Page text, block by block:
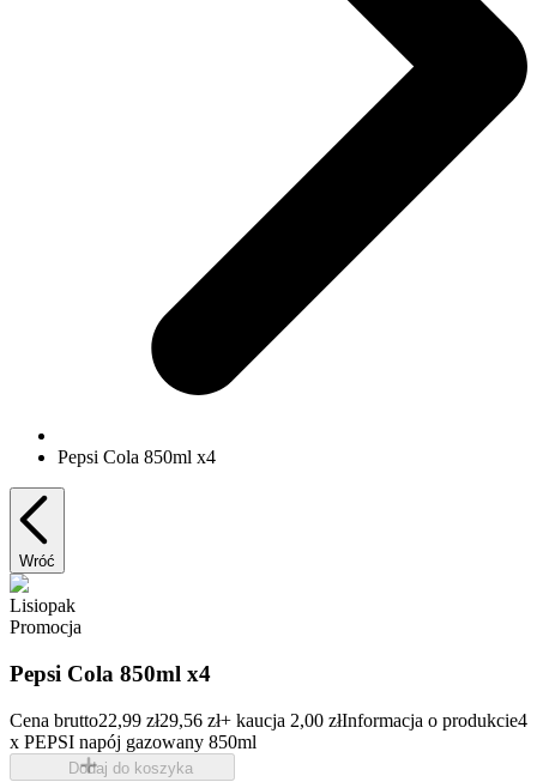
Pepsi Cola 850ml x4
Wróć
Lisiopak
Promocja
Pepsi Cola 850ml x4
Cena brutto22,99 zł29,56 zł+ kaucja 2,00 złInformacja o produkcie4
x PEPSI napój gazowany 850ml
Dodaj do koszyka